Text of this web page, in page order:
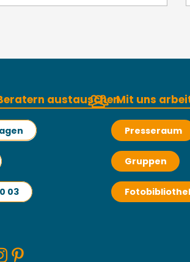
austauschen
03
Mit uns
Presseraum
Gruppen